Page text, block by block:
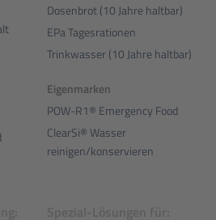
Dosenbrot (10 Jahre haltbar)
EPa Tagesrationen
Trinkwasser (10 Jahre haltbar)
Eigenmarken
POW-R1® Emergency Food
ClearSi® Wasser
reinigen/konservieren